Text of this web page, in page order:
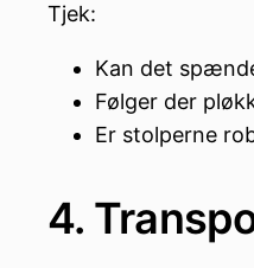
Tjek:
Kan det
Følger der
Er stolperne
4.